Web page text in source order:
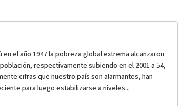
el año 1947 la pobreza global extrema alcanzaron
respectivamente subiendo en el 2001 a 54,
cifras que nuestro país son alarmantes, han
para luego estabilizarse a niveles...